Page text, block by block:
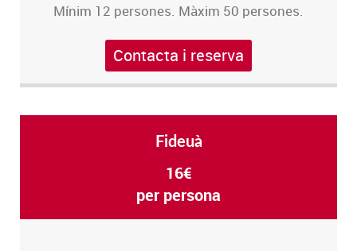
Mínim 12 persones. Màxim 50 persones.
Contacta i reserva
Fideuà
16€
per persona